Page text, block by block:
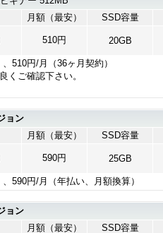
月額（最安） SSD容量
510円 20GB
510円/月（36ヶ月契約）
くご確認下さい。
ョン
月額（最安） SSD容量
590円 25GB
590円/月（年払い、月額換算）
ョン
月額（最安） SSD容量